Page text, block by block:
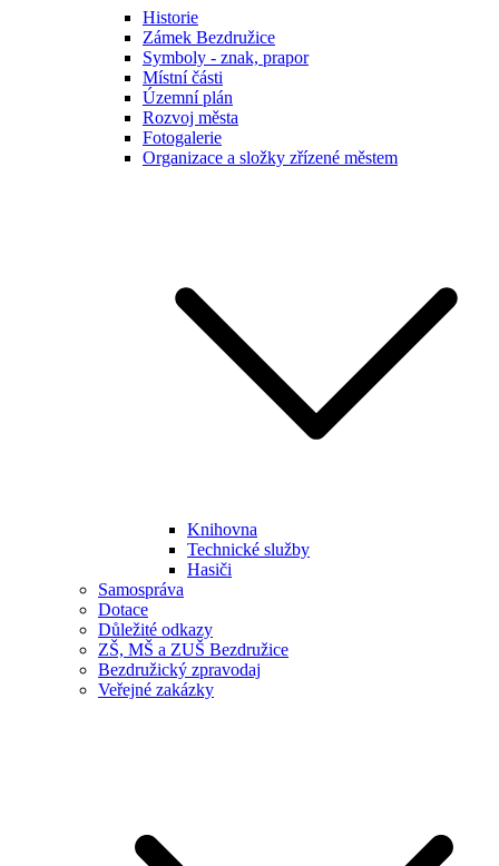
Historie
Zámek Bezdružice
Symboly - znak, prapor
Místní části
Územní plán
Rozvoj města
Fotogalerie
Organizace a složky zřízené městem
Knihovna
Technické služby
Hasiči
Samospráva
Dotace
Důležité odkazy
ZŠ, MŠ a ZUŠ Bezdružice
Bezdružický zpravodaj
Veřejné zakázky